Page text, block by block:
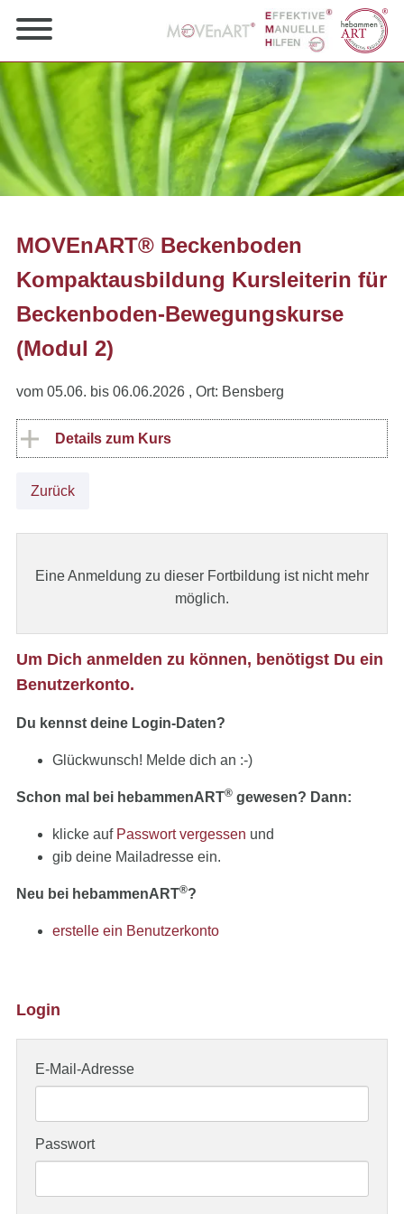
MOVEnART® Beckenboden
Kompaktausbildung Kursleiterin für
Beckenboden-Bewegungskurse
(Modul 2)
vom 05.06. bis 06.06.2026 , Ort: Bensberg
Details zum Kurs
Zurück
Eine Anmeldung zu dieser Fortbildung ist nicht mehr
möglich.
Um Dich anmelden zu können, benötigst Du ein
Benutzerkonto.
Du kennst deine Login-Daten?
Glückwunsch! Melde dich an :-)
Schon mal bei hebammenART® gewesen? Dann:
klicke auf Passwort vergessen und
gib deine Mailadresse ein.
Neu bei hebammenART®?
erstelle ein Benutzerkonto
Login
E-Mail-Adresse
Passwort